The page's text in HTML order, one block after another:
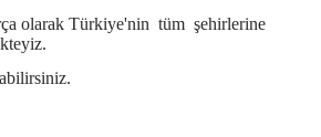
olarak Türkiye'nin tüm şehirlerine